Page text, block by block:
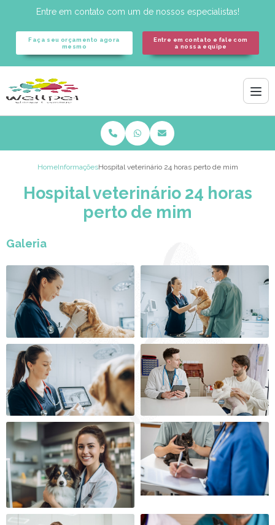
Entre em contato com um de nossos especialistas!
Faça seu orçamento agora
mesmo
Entre em contato e fale com
a nossa equipe
HomeInformaçõesHospital veterinário 24 horas perto de mim
Hospital veterinário 24 horas
perto de mim
Galeria